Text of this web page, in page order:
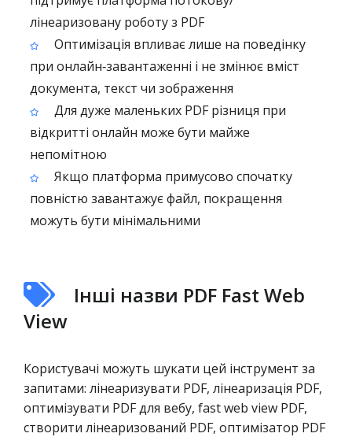
лінеаризовану роботу з PDF
Оптимізація впливає лише на поведінку
при онлайн‑завантаженні і не змінює вміст
документа, текст чи зображення
Для дуже маленьких PDF різниця при
відкритті онлайн може бути майже
непомітною
Якщо платформа примусово спочатку
повністю завантажує файл, покращення
можуть бути мінімальними
Інші назви PDF Fast Web
View
Користувачі можуть шукати цей інструмент за
запитами: лінеаризувати PDF, лінеаризація PDF,
оптимізувати PDF для вебу, fast web view PDF,
створити лінеаризований PDF, оптимізатор PDF